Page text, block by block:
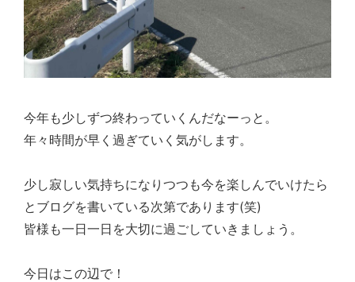
今年も少しずつ終わっていくんだなーっと。
年々時間が早く過ぎていく気がします。
少し寂しい気持ちになりつつも今を楽しんでいけたら
とブログを書いている次第であります(笑)
皆様も一日一日を大切に過ごしていきましょう。
今日はこの辺で！